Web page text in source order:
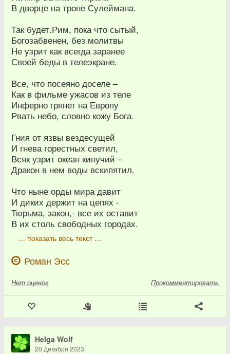
В дворце на троне Сулеймана.
Так будет.Рим, пока что сытый,
Богозабвенен, без молитвы
Не узрит как всегда заранее
Своей беды в телеэкране.
Все, что посеяно доселе –
Как в фильме ужасов из теле
Инферно грянет на Европу
Рвать небо, словно кожу Бога.
Гния от язвы вездесущей
И гнева горестных светил,
Всяк узрит океан кипучий –
Дракон в нем воды вскипятил.
Что ныне орды мира давит
И диких держит на цепях -
Тюрьма, закон,- все их оставит
В их столь свободных городах.
… показать весь текст …
Роман Эсс
Нет оценок Прокомментировать
Helga Wolf
20 Декабря 2023